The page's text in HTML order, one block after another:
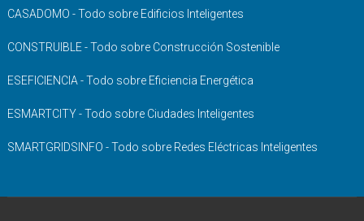
CASADOMO - Todo sobre Edificios Inteligentes
CONSTRUIBLE - Todo sobre Construcción Sostenible
ESEFICIENCIA - Todo sobre Eficiencia Energética
ESMARTCITY - Todo sobre Ciudades Inteligentes
SMARTGRIDSINFO - Todo sobre Redes Eléctricas Inteligentes